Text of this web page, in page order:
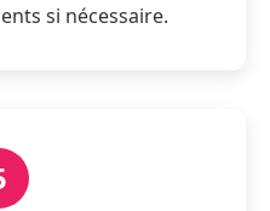
si nécessaire.